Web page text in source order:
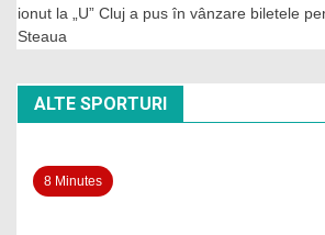
ionut la
„U” Cluj a pus în vânzare biletele
Steaua
ALTE SPORTURI
8 Minutes